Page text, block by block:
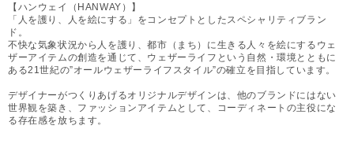
【ハンウェイ（HANWAY）】
「人を護り、人を絵にする」をコンセプトとしたスペシャリティブラン
ド。
不快な気象状況から人を護り、都市（まち）に生きる人々を絵にするウェ
ザーアイテムの創造を通じて、ウェザーライフという自然・環境とともに
ある21世紀の”オールウェザーライフスタイル”の確立を目指しています。
デザイナーがつくりあげるオリジナルデザインは、他のブランドにはない
世界観を築き、ファッションアイテムとして、コーディネートの主役にな
る存在感を放ちます。